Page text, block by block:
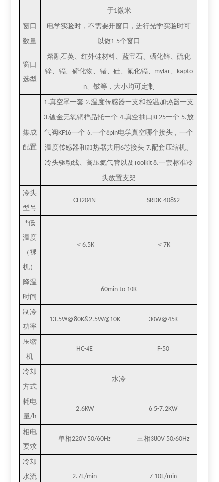
于1微米
窗口
数量
电学实验时，不需要开窗口，进行光学实验时可
以做1-5个窗口
窗口
选型
熔融石英、红外硅材料、蓝宝石、硒化锌、硫化
锌、镉、碲化物、锗、硅、氟化镉、 mylar、 kapto
n、铍等，大小均可定制
集成
配置
1.真空罩一套2.温度传感器一支和控温加热器一支
3.镀金无氧铜样品托一个4.真空抽口 KF25一个 5.放
气阀 KF16一个6.一个8pin电学真空哪个接头，一个
温度传感器和加热器共用6芯接头7.配套压缩机、
冷头驱动线、高压氦气管以及Toolkit 8.一套标准冷
头放置支架
冷头
型号
CH204N SRDK-408S2
*低
温度
（裸
机）
＜ 6.5K ＜ 7K
降温
时间
60min to 10K
制冷
功率
13.5W@80K&2.5W@10K 30W@45K
压缩
机
HC-4E F-50
冷却
方式
水冷
耗电
量/h
2.6KW 6.5-7.2KW
相电
要求
单相220V 50/60Hz 三相 380V 50/60Hz
冷却
水流
2.7L/min 7-10L/min